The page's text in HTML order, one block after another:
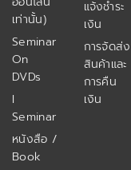
เท่านั้น)
Seminar
On
DVDs
I
Seminar
หนังสือ /
Book
แจ้งชำระ
เงิน
การจัดส่ง
สินค้าและ
การคืน
เงิน